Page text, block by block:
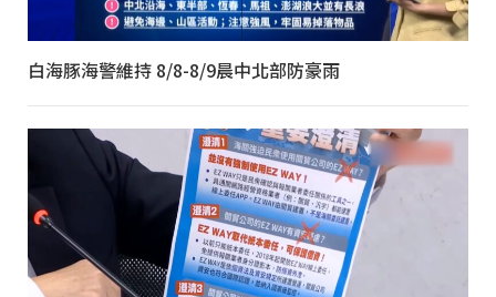
白海豚海警維持 8/8-8/9晨中北部防豪雨